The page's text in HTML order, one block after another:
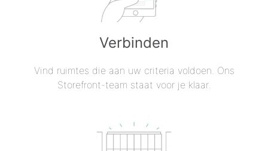
Verbinden
Vind ruimtes die aan uw criteria voldoen. Ons
Storefront-team staat voor je klaar.